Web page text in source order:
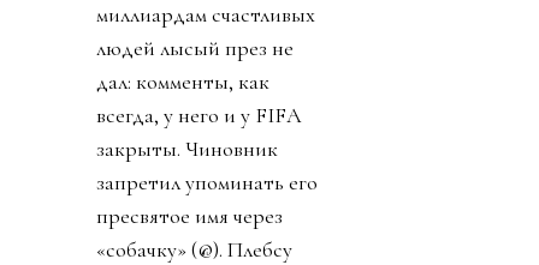
миллиардам счастливых
людей лысый през не
дал: комменты, как
всегда, у него и у FIFA
закрыты. Чиновник
запретил упоминать его
пресвятое имя через
«собачку» (@). Плебсу